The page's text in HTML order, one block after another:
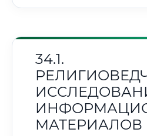
34.1.
МАТЕРИАЛОВ